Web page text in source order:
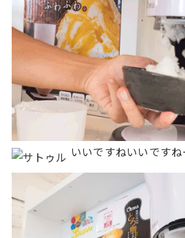
いいですねいいですね